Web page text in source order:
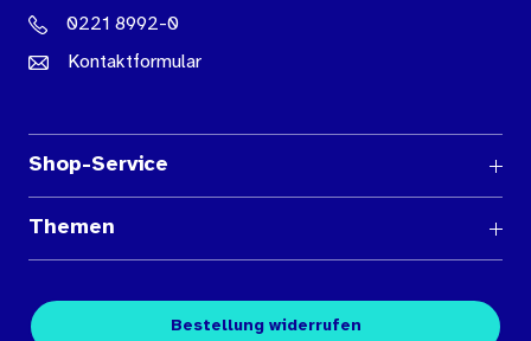
0221 8992-0
Kontaktformular
Shop-Service
Medienübersichten
Kontakt
Themen
FachpublikationenBestellung widerrufen